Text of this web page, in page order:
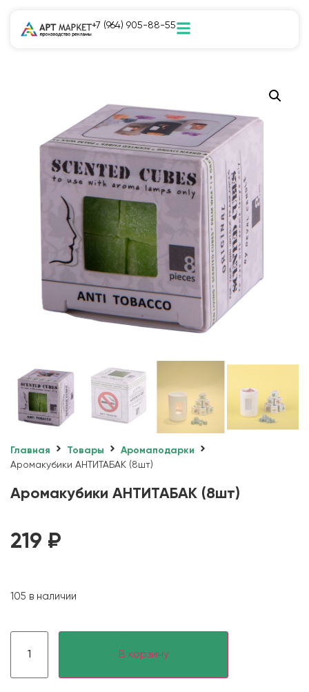
+7 (964) 905-88-55
Главная Товары
Аромаподарки
Аромакубики АНТИТАБАК (8шт)
Аромакубики АНТИТАБАК (8шт)
219 ₽
105 в наличии
В корзину